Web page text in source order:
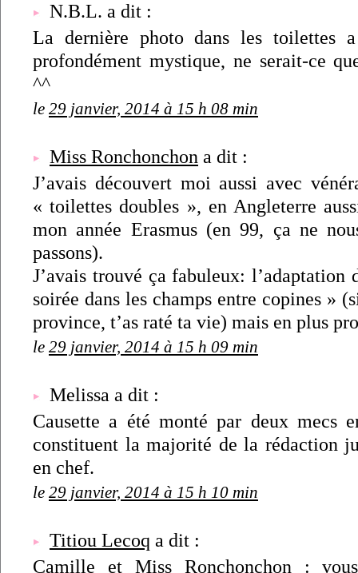
N.B.L. a dit :
La dernière photo dans les toilettes
profondément mystique, ne serait-ce
^^
le 29 janvier, 2014 à 15 h 08 min
Miss Ronchonchon a dit :
J’avais découvert moi aussi avec
« toilettes doubles », en Angleterre
mon année Erasmus (en 99, ça ne
passons).
J’avais trouvé ça fabuleux:
soirée dans les champs entre copines »
province, t’as raté ta vie) mais en plus
le 29 janvier, 2014 à 15 h 09 min
Melissa a dit :
Causette a été monté par deux mecs
constituent la majorité de la rédaction
en chef.
le 29 janvier, 2014 à 15 h 10 min
Titiou Lecoq a dit :
Camille et Miss Ronchonchon :